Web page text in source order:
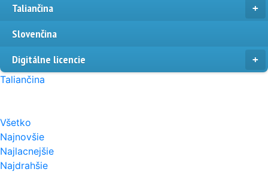
Taliančina
Slovenčina
Digitálne licencie
Taliančina
Všetko
Najnovšie
Najlacnejšie
Najdrahšie